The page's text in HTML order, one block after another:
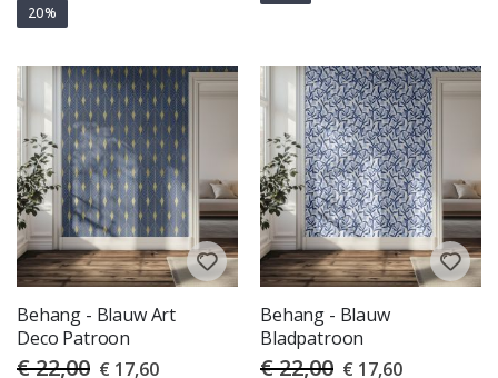
20%
Behang - Blauw Art
Deco Patroon
€ 22,00 Special
€ 17,60
Behang - Blauw
Bladpatroon
€ 22,00 Special
€ 17,60